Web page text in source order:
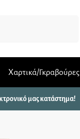
Χαρτικά/Γκραβούρες
μας κατάστημα!